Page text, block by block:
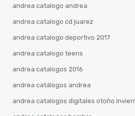
andrea catalogo andrea
andrea catalogo cd juarez
andrea catalogo deportivo 2017
andrea catalogo teens
andrea catalogos 2016
andrea catálogos andrea
andrea catalogos digitales otoño